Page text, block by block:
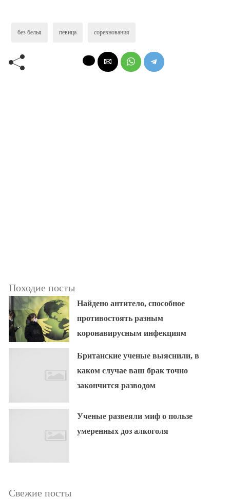
без белья певица соревнования
Походие посты
Найдено антитело, способное
противостоять разным
коронавирусным инфекциям
Британские ученые выяснили, в
каком случае ваш брак точно
закончится разводом
Ученые развеяли миф о пользе
умеренных доз алкоголя
Свежие посты